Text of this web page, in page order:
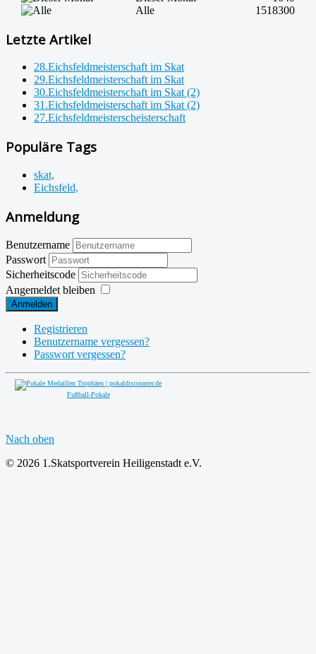
Alle
1518300
Letzte Artikel
28.Eichsfeldmeisterschaft im Skat
29.Eichsfeldmeisterschaft im Skat
30.Eichsfeldmeisterschaft im Skat (2)
31.Eichsfeldmeisterschaft im Skat (2)
27.Eichsfeldmeisterscheisterschaft
Populäre Tags
skat,
Eichsfeld,
Anmeldung
Benutzername
Passwort
Sicherheitscode
Angemeldet bleiben
Anmelden
Registrieren
Benutzername vergessen?
Passwort vergessen?
Fußball-Pokale
Nach oben
© 2026 1.Skatsportverein Heiligenstadt e.V.